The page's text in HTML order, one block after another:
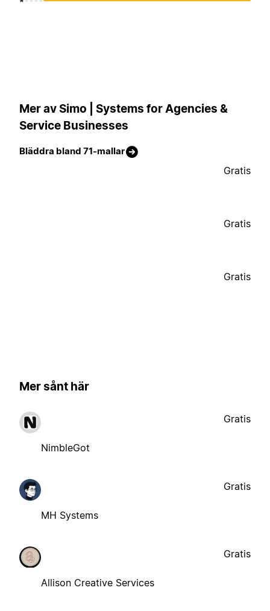
Mer av Simo | Systems for Agencies &
Service Businesses
Bläddra bland 71-mallar
Gratis
Gratis
Gratis
Mer sånt här
NimbleGot
Gratis
MH Systems
Gratis
Allison Creative Services
Gratis